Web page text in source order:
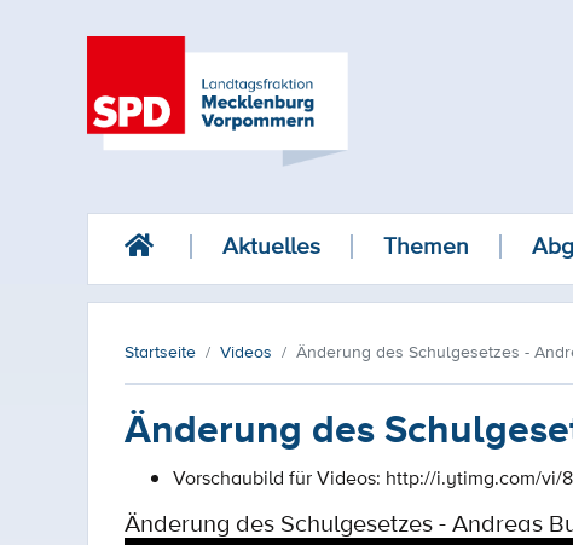
Aktuelles Themen
Startseite Videos Änderung des Schulgesetzes -
Änderung des
Vorschaubild für Videos: http://i.ytimg.com/vi/
Änderung des Schulgesetzes - Andreas